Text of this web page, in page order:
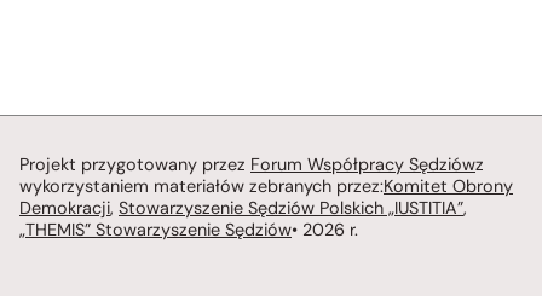
Projekt przygotowany przez Forum Współpracy Sędziówz
wykorzystaniem materiałów zebranych przez:Komitet Obrony
Demokracji, Stowarzyszenie Sędziów Polskich „IUSTITIA”,
„THEMIS” Stowarzyszenie Sędziów• 2026 r.